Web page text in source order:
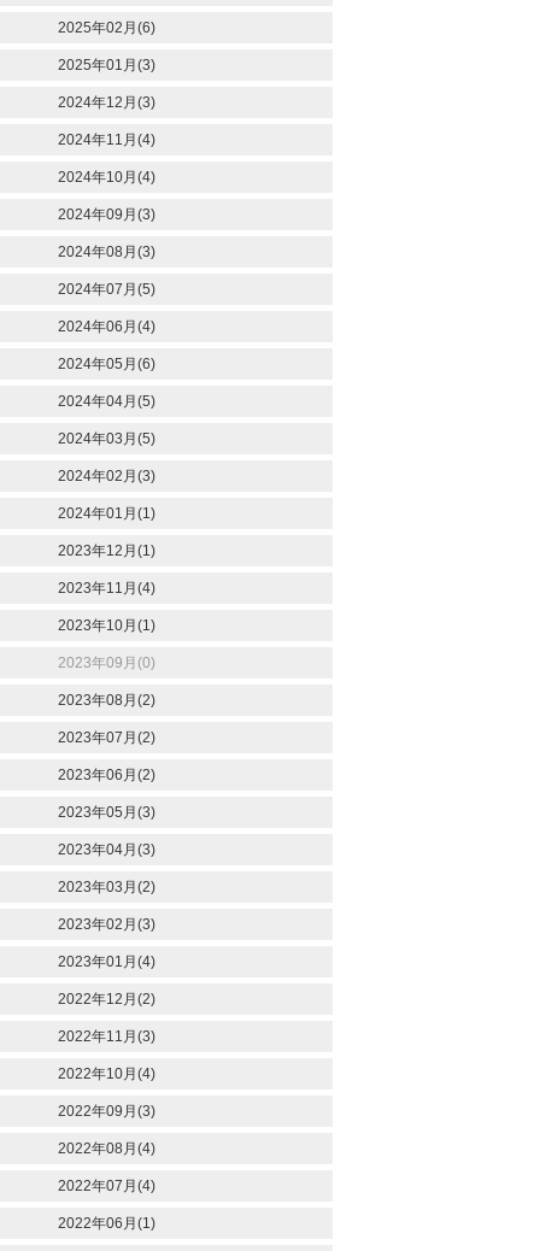
2025年02月(6)
2025年01月(3)
2024年12月(3)
2024年11月(4)
2024年10月(4)
2024年09月(3)
2024年08月(3)
2024年07月(5)
2024年06月(4)
2024年05月(6)
2024年04月(5)
2024年03月(5)
2024年02月(3)
2024年01月(1)
2023年12月(1)
2023年11月(4)
2023年10月(1)
2023年09月(0)
2023年08月(2)
2023年07月(2)
2023年06月(2)
2023年05月(3)
2023年04月(3)
2023年03月(2)
2023年02月(3)
2023年01月(4)
2022年12月(2)
2022年11月(3)
2022年10月(4)
2022年09月(3)
2022年08月(4)
2022年07月(4)
2022年06月(1)